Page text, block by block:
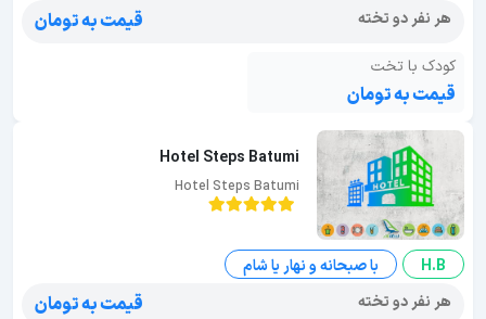
هر نفر دو تخته
قیمت به تومان
کودک با تخت
قیمت به تومان
Hotel Steps Batumi
Hotel Steps Batumi
H.B
با صبحانه و نهار یا شام
هر نفر دو تخته
قیمت به تومان